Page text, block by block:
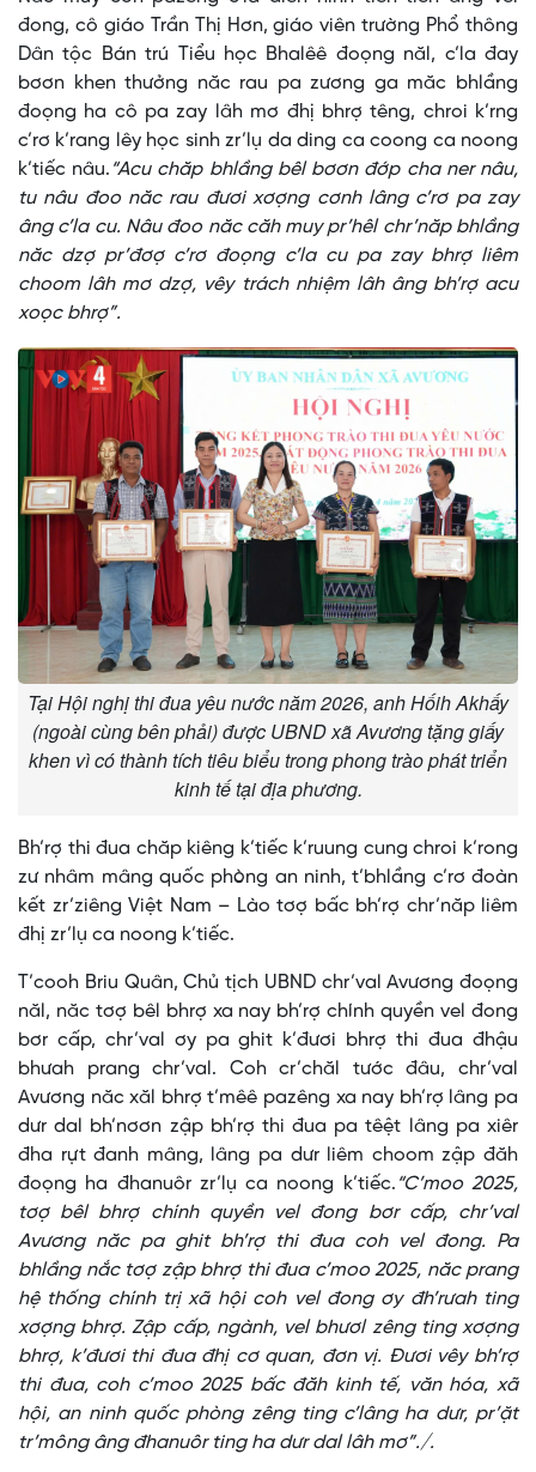
đong, cô giáo Trần Thị Hơn, giáo viên trường Phổ thông
Dân tộc Bán trú Tiểu học Bhalêê đoọng năl, c’la đay
bơơn khen thưởng năc rau pa zương ga măc bhlầng
đoọng ha cô pa zay lâh mơ đhị bhrợ têng, chroi k’rng
c’rơ k’rang lêy học sinh zr’lụ da ding ca coong ca noong
k’tiếc nâu. “Acu chăp bhlầng bêl bơơn đớp cha ner nâu,
tu nâu đoo năc rau đươi xơợng cơnh lâng c’rơ pa zay
âng c’la cu. Nâu đoo năc căh muy pr’hêl chr’năp bhlầng
năc dzợ pr’đơợ c’rơ đoọng c’la cu pa zay bhrợ liêm
choom lâh mơ dzợ, vêy trách nhiệm lâh âng bh’rợ acu
xoọc bhrợ”.
Tại Hội nghị thi đua yêu nước năm 2026, anh Hốih Akhấy
(ngoài cùng bên phải) được UBND xã Avương tặng giấy
khen vì có thành tích tiêu biểu trong phong trào phát triển
kinh tế tại địa phương.
Bh’rợ thi đua chăp kiêng k’tiếc k’ruung cung chroi k’rong
zư nhâm mâng quốc phòng an ninh, t’bhlầng c’rơ đoàn
kết zr’ziêng Việt Nam – Lào tơợ bấc bh’rợ chr’năp liêm
đhị zr’lụ ca noong k’tiếc.
T’cooh Briu Quân, Chủ tịch UBND chr’val Avương đoọng
năl, năc tơợ bêl bhrợ xa nay bh’rợ chính quyền vel đong
bơr cấp, chr’val ơy pa ghit k’đươi bhrợ thi đua đhậu
bhưah prang chr’val. Coh cr’chăl tước đâu, chr’val
Avương năc xăl bhrợ t’mêê pazêng xa nay bh’rợ lâng pa
dưr dal bh’nơơn zập bh’rợ thi đua pa têệt lâng pa xiêr
đha rựt đanh mâng, lâng pa dưr liêm choom zập đăh
đoọng ha đhanuôr zr’lụ ca noong k’tiếc. “C’moo 2025,
tơợ bêl bhrợ chính quyền vel đong bơr cấp, chr’val
Avương năc pa ghit bh’rợ thi đua coh vel đong. Pa
bhlầng nắc tơợ zập bhrợ thi đua c’moo 2025, năc prang
hệ thống chính trị xã hội coh vel đong ơy đh’rưah ting
xơợng bhrợ. Zập cấp, ngành, vel bhươl zêng ting xơợng
bhrợ, k’đươi thi đua đhị cơ quan, đơn vị. Đươi vêy bh’rợ
thi đua, coh c’moo 2025 bấc đăh kinh tế, văn hóa, xã
hội, an ninh quốc phòng zêng ting c’lâng ha dưr, pr’ặt
tr’mông âng đhanuôr ting ha dưr dal lâh mơ”./.